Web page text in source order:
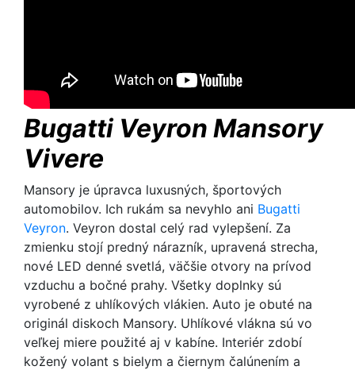
Bugatti Veyron Mansory
Vivere
Mansory je úpravca luxusných, športových
automobilov. Ich rukám sa nevyhlo ani Bugatti
Veyron. Veyron dostal celý rad vylepšení. Za
zmienku stojí predný nárazník, upravená strecha,
nové LED denné svetlá, väčšie otvory na prívod
vzduchu a bočné prahy. Všetky doplnky sú
vyrobené z uhlíkových vlákien. Auto je obuté na
originál diskoch Mansory. Uhlíkové vlákna sú vo
veľkej miere použité aj v kabíne. Interiér zdobí
kožený volant s bielym a čiernym čalúnením a